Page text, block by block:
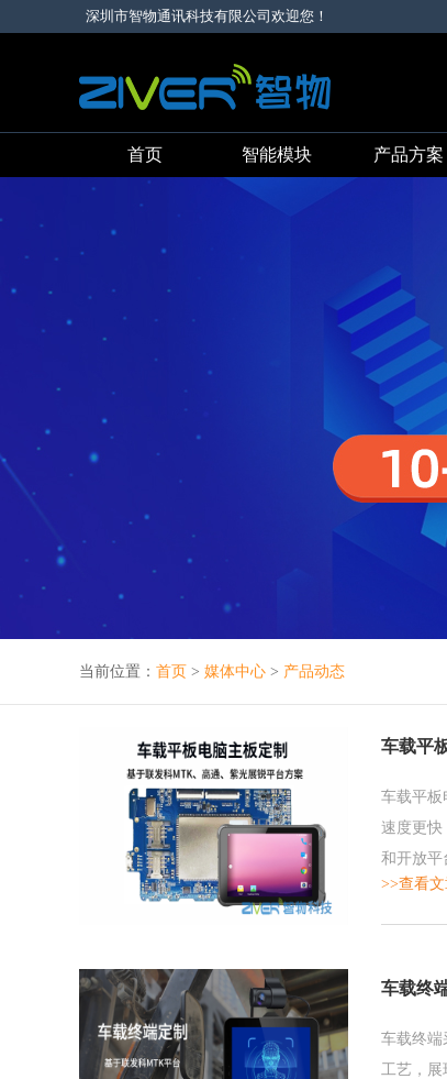
深圳市智物通讯科技有限公司欢迎您！
首页 智能模块 产品方案
当前位置： 首页 > 媒体中心 > 产品动态
车载平
车载平板
速度更快
和开放平
>>查看
车载终
车载终端
工艺，展